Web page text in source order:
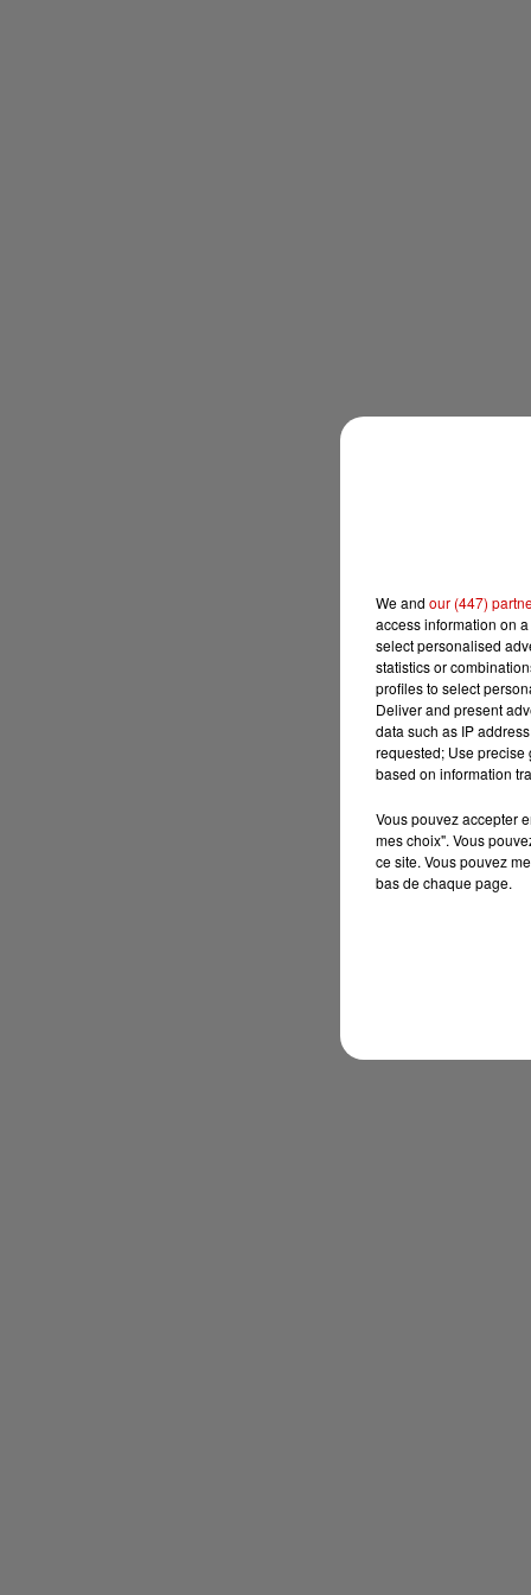
We and our (447)
access information on
select personalised
statistics or
profiles to select
Deliver and present
data such as IP
requested; Use precise
based on information
Vous pouvez accepter
mes choix". Vous
ce site. Vous pouvez
bas de chaque page.